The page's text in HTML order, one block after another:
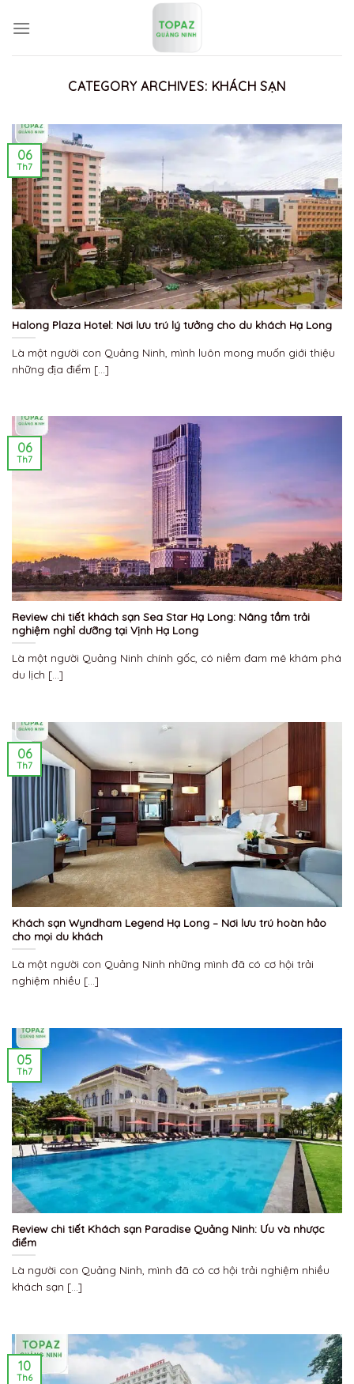
CATEGORY ARCHIVES: KHÁCH SẠN
Halong Plaza Hotel: Nơi lưu trú lý tưởng cho du khách Hạ Long
Là một người con Quảng Ninh, mình luôn mong muốn giới thiệu
những địa điểm [...]
06
Th7
Review chi tiết khách sạn Sea Star Hạ Long: Nâng tầm trải
nghiệm nghỉ dưỡng tại Vịnh Hạ Long
Là một người Quảng Ninh chính gốc, có niềm đam mê khám phá
du lịch [...]
06
Th7
Khách sạn Wyndham Legend Hạ Long – Nơi lưu trú hoàn hảo
cho mọi du khách
Là một người con Quảng Ninh những mình đã có cơ hội trải
nghiệm nhiều [...]
06
Th7
Review chi tiết Khách sạn Paradise Quảng Ninh: Ưu và nhược
điểm
Là người con Quảng Ninh, mình đã có cơ hội trải nghiệm nhiều
khách sạn [...]
05
Th7
10
Th6